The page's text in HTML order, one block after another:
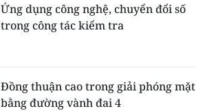
Ứng dụng công nghệ, chuyển đổi số
trong công tác kiểm tra
Đồng thuận cao trong giải phóng mặt
bằng đường vành đai 4